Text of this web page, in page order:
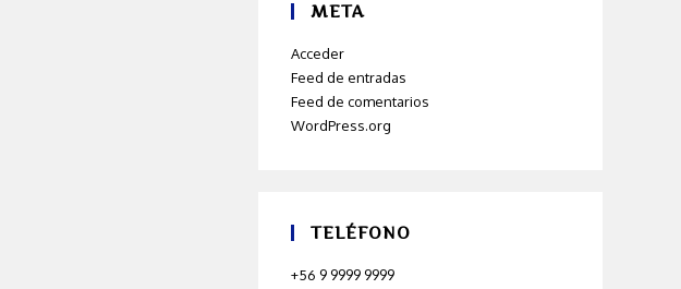
META
Acceder
Feed de entradas
Feed de comentarios
WordPress.org
TELÉFONO
+56 9 9999 9999